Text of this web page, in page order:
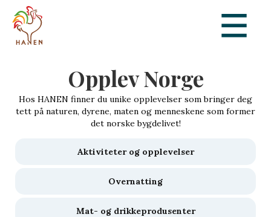
Opplev Norge
Hos HANEN finner du unike opplevelser som bringer deg
tett på naturen, dyrene, maten og menneskene som former
det norske bygdelivet!
Aktiviteter og opplevelser
Overnatting
Mat- og drikkeprodusenter